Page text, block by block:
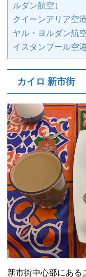
ルダン航空）
クイーンアリア空
ヤル・ヨルダン航空
イスタンブール空
カイロ 新市街
新市街中心部にある